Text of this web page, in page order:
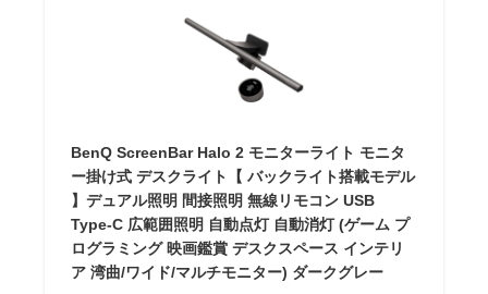
BenQ ScreenBar Halo 2 モニターライト モニタ
ー掛け式 デスクライト【 バックライト搭載モデル
】デュアル照明 間接照明 無線リモコン USB
Type-C 広範囲照明 自動点灯 自動消灯 (ゲーム プ
ログラミング 映画鑑賞 デスクスペース インテリ
ア 湾曲/ワイド/マルチモニター) ダークグレー